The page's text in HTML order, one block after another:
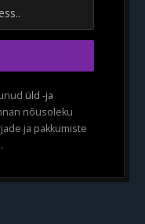
üld -ja
nõusoleku
ja pakkumiste